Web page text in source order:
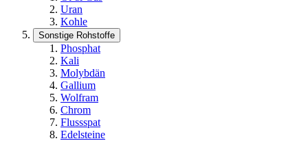
Uran
Kohle
Sonstige Rohstoffe
Phosphat
Kali
Molybdän
Gallium
Wolfram
Chrom
Flussspat
Edelsteine